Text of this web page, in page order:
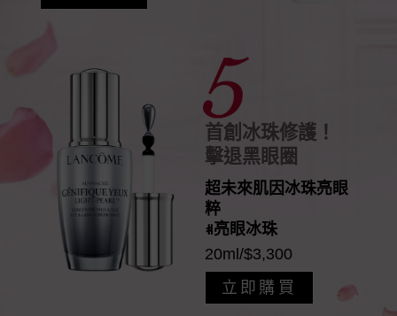
首創冰珠修護！
擊退黑眼圈
超未來肌因冰珠亮眼
粹
#亮眼冰珠
20ml/$3,300
立即購買